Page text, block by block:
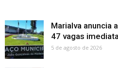
Marialva anuncia
47 vagas
5 de agosto de 2026